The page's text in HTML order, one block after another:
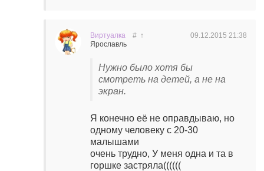
Виртуалка
Ярославль
09.12.2015 21:38
# ↑
Нужно было хотя бы
смотреть на детей, а не на
экран.
Я конечно её не оправдываю, но
одному человеку с 20-30
малышами
очень трудно, У меня одна и та в
горшке застряла((((((